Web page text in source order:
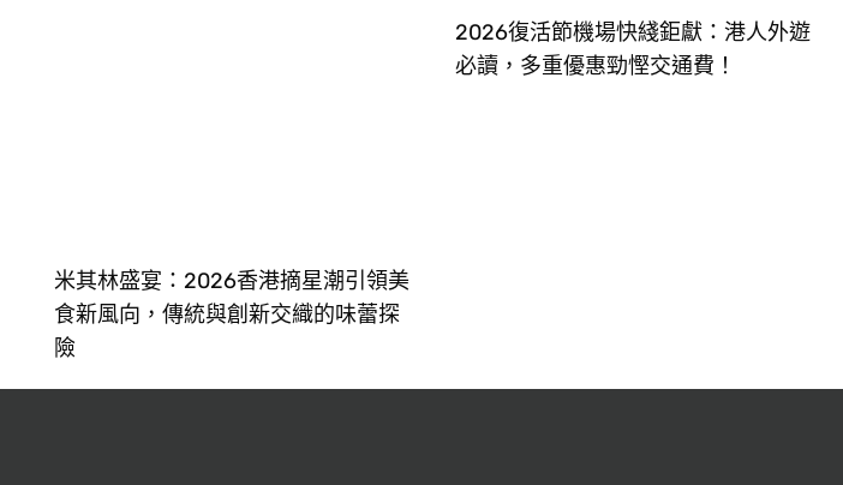
米其林盛宴：2026香港摘星潮引領美
食新風向，傳統與創新交織的味蕾探
險
2026復活節機場快綫鉅獻：港人外遊
必讀，多重優惠勁慳交通費！